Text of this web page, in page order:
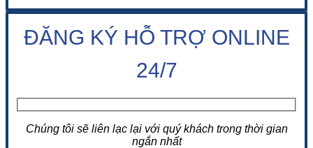
ĐĂNG KÝ HỖ TRỢ ONLINE
24/7
Chúng tôi sẽ liên lạc lại với quý khách trong thời gian
ngắn nhất